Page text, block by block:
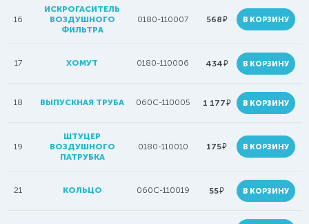
16
ИСКРОГАСИТЕЛЬ
ВОЗДУШНОГО
ФИЛЬТРА
0180-110007 568руб. В КОРЗИНУ
17 ХОМУТ 0180-110006 434руб. В КОРЗИНУ
18 ВЫПУСКНАЯ ТРУБА 060C-110005 1 177руб. В КОРЗИНУ
19
ШТУЦЕР
ВОЗДУШНОГО
ПАТРУБКА
0180-110010 175руб. В КОРЗИНУ
21 КОЛЬЦО 060C-110019 55руб. В КОРЗИНУ